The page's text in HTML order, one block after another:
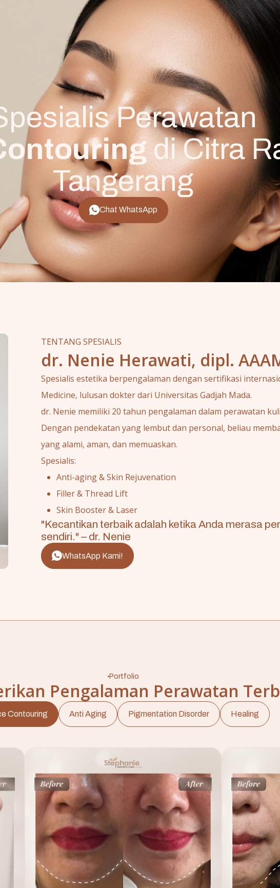
Perawatan
di Citra
Tangerang
Chat WhatsApp
TENTANG SPESIALIS
dr. Nenie Herawati, dipl.
Spesialis estetika berpengalaman dengan sertifikasi
Medicine, lulusan dokter dari Universitas Gadjah Mada.
dr. Nenie memiliki 20 tahun pengalaman dalam perawatan
Dengan pendekatan yang lembut dan personal, beliau
yang alami, aman, dan memuaskan.
Spesialis:
Anti-aging & Skin Rejuvenation
Filler & Thread Lift
Skin Booster & Laser
"Kecantikan terbaik adalah ketika Anda merasa
sendiri." – dr. Nenie
WhatsApp Kami!
Portfolio
Pengalaman Perawatan
Contouring Anti Aging Pigmentation Disorder Healing